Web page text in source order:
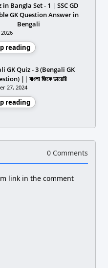
in Bangla Set - 1 | SSC GD
GK Question Answer in
Bengali
reading
GK Quiz - 3 (Bengali GK
|| বাংলা জিকে ডায়েরি
27, 2024
reading
0 Comments
link in the comment